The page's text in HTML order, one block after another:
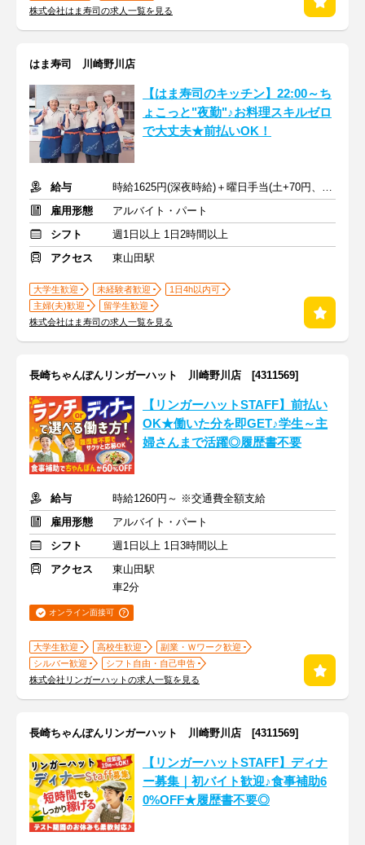
株式会社はま寿司の求人一覧を見る
はま寿司 川崎野川店
【はま寿司のキッチン】22:00～ち
ょこっと"夜勤"♪お料理スキルゼロ
で大丈夫★前払いOK！
給与
時給1625円(深夜時給)＋曜日手当(土+70円、日祝+100円)
雇用形態
アルバイト・パート
シフト
週1日以上 1日2時間以上
アクセス
東山田駅
大学生歓迎 未経験者歓迎
1日4h以内可
主婦(夫)歓迎
留学生歓迎
株式会社はま寿司の求人一覧を見る
長崎ちゃんぽんリンガーハット 川崎野川店 [4311569]
【リンガーハットSTAFF】前払い
OK★働いた分を即GET♪学生～主
婦さんまで活躍◎履歴書不要
給与
時給1260円～ ※交通費全額支給
雇用形態
アルバイト・パート
シフト
週1日以上 1日3時間以上
アクセス
東山田駅
車2分
オンライン面接可
大学生歓迎 高校生歓迎
副業・Ｗワーク歓迎
シルバー歓迎
シフト自由・自己申告
株式会社リンガーハットの求人一覧を見る
長崎ちゃんぽんリンガーハット 川崎野川店 [4311569]
【リンガーハットSTAFF】ディナ
ー募集｜初バイト歓迎♪食事補助6
0%OFF★履歴書不要◎